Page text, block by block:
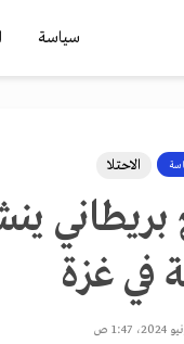
سياسة
الاحتلا
في غزة